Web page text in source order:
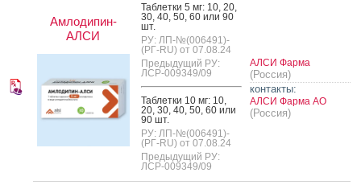
Амлодипин-
АЛСИ
Таб­летки 5 мг: 10, 20,
30, 40, 50, 60 или 90
шт.
РУ: ЛП-№(006491)-
(РГ-RU) от 07.08.24
Предыдущий РУ:
ЛСР-009349/09
Таб­летки 10 мг: 10,
20, 30, 40, 50, 60 или
90 шт.
РУ: ЛП-№(006491)-
(РГ-RU) от 07.08.24
Предыдущий РУ:
ЛСР-009349/09
АЛСИ Фарма
(Россия)
контакты:
АЛСИ Фарма АО
(Россия)